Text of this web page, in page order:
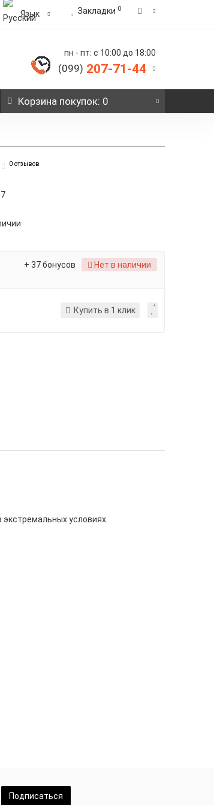
Язык Закладки 0
пн - пт: с 10:00 до 18:00
(099) 207-71-44
Корзина покупок: 0
0 отзывов
+ 37 бонусов Нет в наличии
Купить в 1 клик
условиях.
Подписаться